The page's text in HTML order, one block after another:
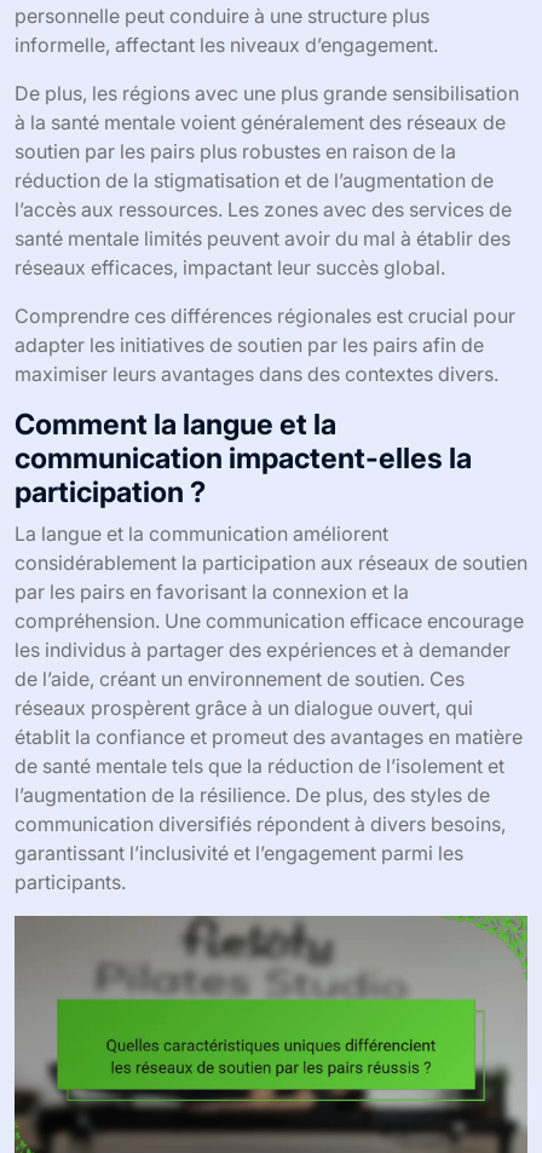
personnelle peut conduire à une structure plus
informelle, affectant les niveaux d’engagement.
De plus, les régions avec une plus grande sensibilisation
à la santé mentale voient généralement des réseaux de
soutien par les pairs plus robustes en raison de la
réduction de la stigmatisation et de l’augmentation de
l’accès aux ressources. Les zones avec des services de
santé mentale limités peuvent avoir du mal à établir des
réseaux efficaces, impactant leur succès global.
Comprendre ces différences régionales est crucial pour
adapter les initiatives de soutien par les pairs afin de
maximiser leurs avantages dans des contextes divers.
Comment la langue et la
communication impactent-elles la
participation ?
La langue et la communication améliorent
considérablement la participation aux réseaux de soutien
par les pairs en favorisant la connexion et la
compréhension. Une communication efficace encourage
les individus à partager des expériences et à demander
de l’aide, créant un environnement de soutien. Ces
réseaux prospèrent grâce à un dialogue ouvert, qui
établit la confiance et promeut des avantages en matière
de santé mentale tels que la réduction de l’isolement et
l’augmentation de la résilience. De plus, des styles de
communication diversifiés répondent à divers besoins,
garantissant l’inclusivité et l’engagement parmi les
participants.